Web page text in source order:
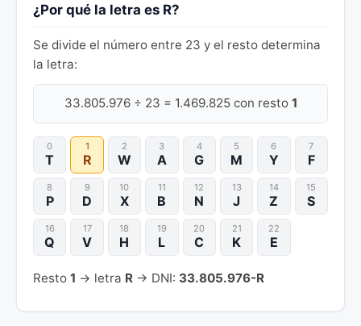
¿Por qué la letra es R?
Se divide el número entre 23 y el resto determina
la letra:
33.805.976 ÷ 23 = 1.469.825 con resto 1
0
T
1
R
2
W
3
A
4
G
5
M
6
Y
7
F
8
P
9
D
10
X
11
B
12
N
13
J
14
Z
15
S
16
Q
17
V
18
H
19
L
20
C
21
K
22
E
Resto 1 → letra R → DNI: 33.805.976-R